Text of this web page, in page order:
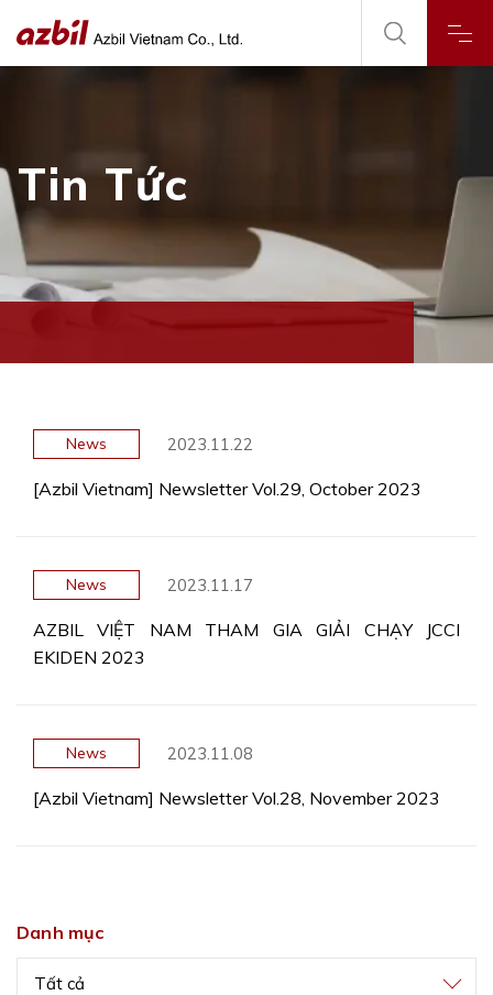
Tin Tức
News 2023.11.22
[Azbil Vietnam] Newsletter Vol.29, October 2023
News 2023.11.17
AZBIL VIỆT NAM THAM GIA GIẢI CHẠY JCCI
EKIDEN 2023
News 2023.11.08
[Azbil Vietnam] Newsletter Vol.28, November 2023
Danh mục
Tất cả